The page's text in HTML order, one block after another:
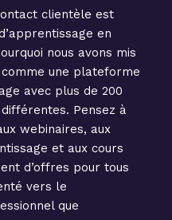
clientèle est
en
nous avons mis
une plateforme
avec plus de 200
Pensez à
webinaires, aux
et aux cours
d’offres pour tous
vers le
que